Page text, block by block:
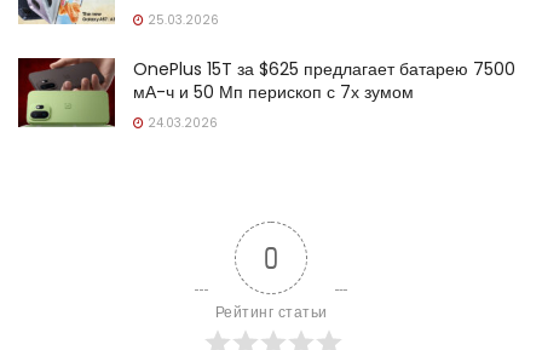
25.03.2026
OnePlus 15T за $625 предлагает батарею 7500
мА-ч и 50 Мп перископ с 7х зумом
24.03.2026
0
Рейтинг статьи